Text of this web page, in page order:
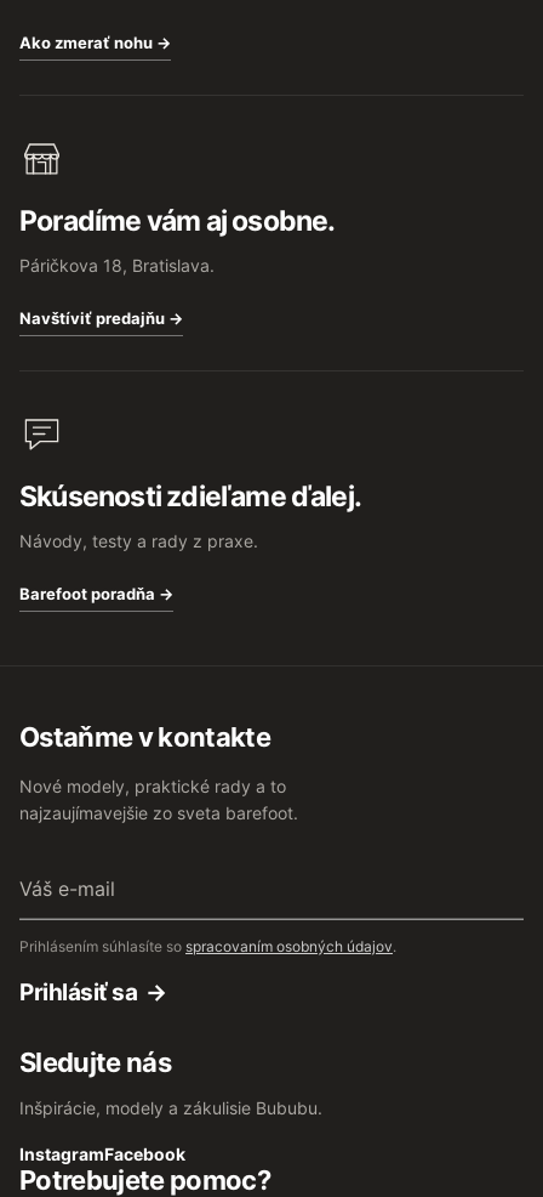
Ako zmerať nohu →
Poradíme vám aj osobne.
Páričkova 18, Bratislava.
Navštíviť predajňu →
Skúsenosti zdieľame ďalej.
Návody, testy a rady z praxe.
Barefoot poradňa →
Ostaňme v kontakte
Nové modely, praktické rady a to
najzaujímavejšie zo sveta barefoot.
e-
mail
Prihlásením súhlasíte so spracovaním osobných údajov.
Prihlásiť sa
Sledujte nás
Inšpirácie, modely a zákulisie Bububu.
InstagramFacebook
Potrebujete pomoc?